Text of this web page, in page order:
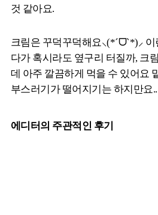
것 같아요.
크림은 꾸덕꾸덕해요⸜(*ˊᗜˋ*)⸝ 이
다가 혹시라도 옆구리 터질까, 크
데 아주 깔끔하게 먹을 수 있어요
부스러기가 떨어지기는 하지만요
에디터의 주관적인 후기